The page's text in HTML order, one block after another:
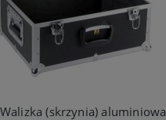
(skrzynia) aluminiowa